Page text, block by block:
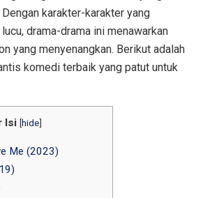
karakter-karakter yang
drama-drama ini menawarkan
yang menyenangkan. Berikut adalah
komedi terbaik yang patut untuk
Isi [hide]
Me (2023)